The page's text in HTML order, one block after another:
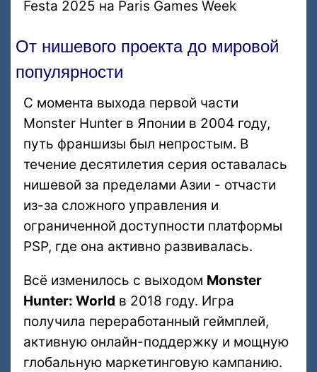
От нишевого проекта до мировой
популярности
С момента выхода первой части
Monster Hunter в Японии в 2004 году,
путь франшизы был непростым. В
течение десятилетия серия оставалась
нишевой за пределами Азии - отчасти
из-за сложного управления и
ограниченной доступности платформы
PSP, где она активно развивалась.
Всё изменилось с выходом Monster
Hunter: World в 2018 году. Игра
получила переработанный геймплей,
активную онлайн-поддержку и мощную
глобальную маркетинговую кампанию.